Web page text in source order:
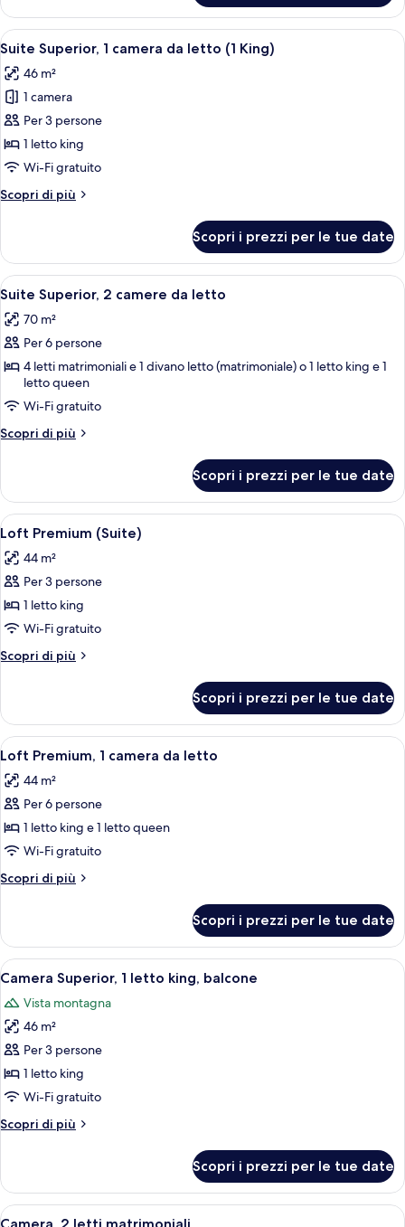
Standard
Apri
tutte
le
foto
per
Suite
Superior,
camera
(1
King)
Un letto rifatto con cura in una
8
Suite Superior, 1 camera da letto (1 King)
46 m²
1 camera
Per 3 persone
1 letto king
Wi-Fi gratuito
Scopri di più
Altri
Superior,
camera
letto
(1
Scopri i prezzi per le tue date
Apri
tutte
le
foto
per
Suite
Superior,
2
letto
Un soggiorno con divano, poltrona
12
Suite Superior, 2 camere da letto
70 m²
Per 6 persone
4 letti matrimoniali e 1 divano letto (matrimoniale) o 1 letto king e 1
letto queen
Wi-Fi gratuito
Scopri di più
Altri
Superior,
camere
letto
Scopri i prezzi per le tue date
Apri
tutte
le
foto
per
Loft
Premium
(Suite)
Camera d'albergo con un letto
9
Loft Premium (Suite)
44 m²
Per 3 persone
1 letto king
Wi-Fi gratuito
Scopri di più
Altri
Premium
(Suite)
Scopri i prezzi per le tue date
Apri
tutte
le
foto
per
Loft
Premium,
1
da
letto
Un accogliente soggiorno con una
12
Loft Premium, 1 camera da letto
44 m²
Per 6 persone
1 letto king e 1 letto queen
Wi-Fi gratuito
Scopri di più
Altri
Premium,
camera
letto
Scopri i prezzi per le tue date
Apri
tutte
le
foto
per
Camera
Superior,
letto
Una camera d'albergo con un letto
9
Camera Superior, 1 letto king, balcone
Vista montagna
46 m²
Per 3 persone
1 letto king
Wi-Fi gratuito
Scopri di più
Altri
Superior,
letto
Scopri i prezzi per le tue date
Apri
Una camera d'albergo con due letti,
6